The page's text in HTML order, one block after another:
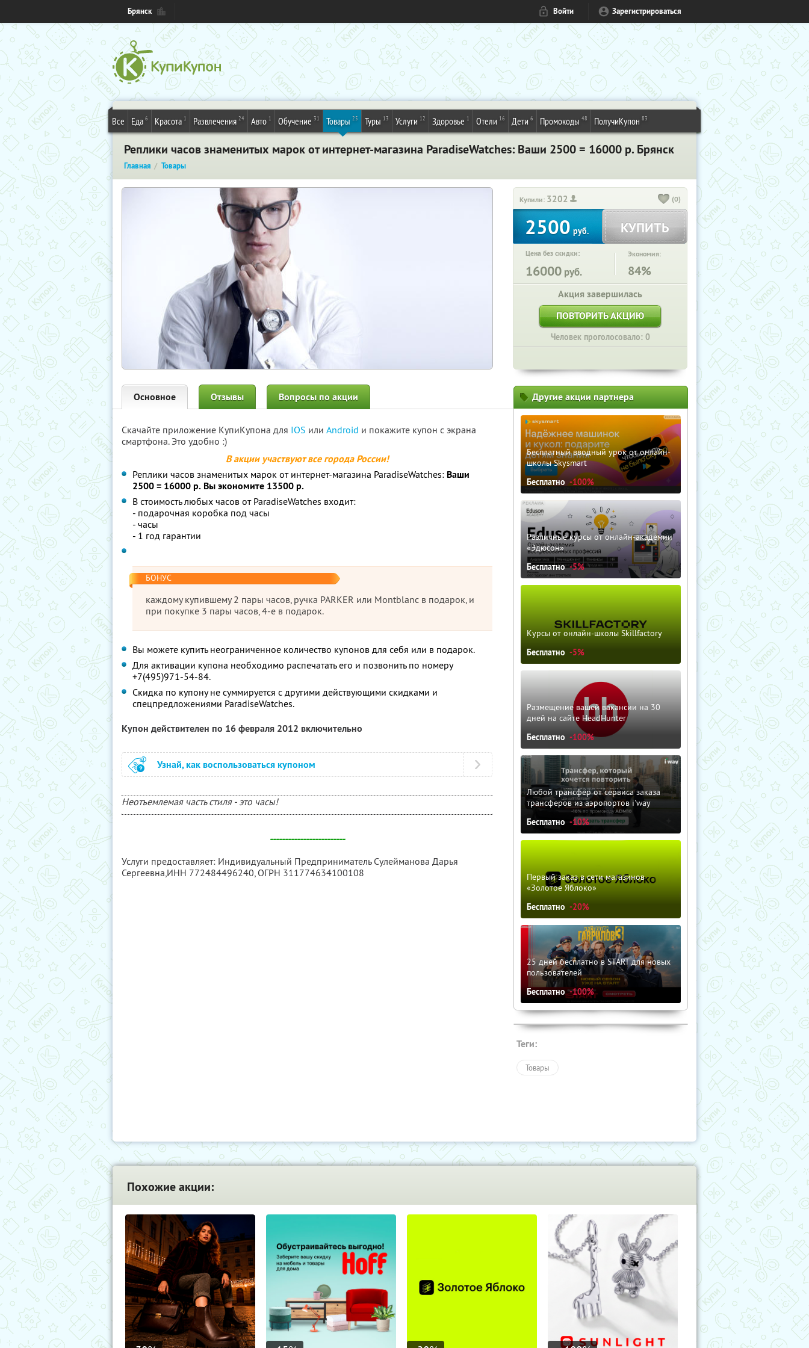
Брянск Войти Зарегистрироваться
Все Еда 6 Красота 1 Развлечения 24 Авто 1 Обучение 31 Товары 25 Туры 13 Услуги 12 Здоровье 1 Отели 16 Дети 6 Промокоды 48 ПолучиКупон 83
Реплики часов знаменитых марок от интернет-магазина ParadiseWatches: Ваши 2500 = 16000 р. Брянск
Главная Товары
Купили: 3202 (0)
2500руб. КУПИТЬ
Цена без скидки:
16000 руб.
Экономия:
84%
Акция завершилась
ПОВТОРИТЬ АКЦИЮ
Человек проголосовало: 0
Основное Отзывы Вопросы по акции
Скачайте приложение КупиКупона для IOS или Android и покажите купон с экрана
смартфона. Это удобно :)
В акции участвуют все города России!
Реплики часов знаменитых марок от интернет-магазина ParadiseWatches: Ваши
2500 = 16000 р. Вы экономите 13500 р.
В стоимость любых часов от ParadiseWatches входит:
- подарочная коробка под часы
- часы
- 1 год гарантии
БОНУС
каждому купившему 2 пары часов, ручка PARKER или Montblanc в подарок, и
при покупке 3 пары часов, 4-е в подарок.
Вы можете купить неограниченное количество купонов для себя или в подарок.
Для активации купона необходимо распечатать его и позвонить по номеру
+7(495)971-54-84.
Скидка по купону не суммируется с другими действующими скидками и
спецпредложениями ParadiseWatches.
Купон действителен по 16 февраля 2012 включительно
Узнай, как воспользоваться купоном
Неотъемлемая часть стиля - это часы!
-------------------------
Услуги предоставляет: Индивидуальный Предприниматель Сулейманова Дарья
Сергеевна,ИНН 772484496240, ОГРН 311774634100108
Другие акции партнера
Бесплатный вводный урок от онлайн-
школы Skysmart
Бесплатно -100%
Различные курсы от онлайн-академии
«Эдюсон»
Бесплатно -5%
Курсы от онлайн-школы Skillfactory
Бесплатно -5%
Размещение вашей вакансии на 30
дней на сайте HeadHunter
Бесплатно -100%
Любой трансфер от сервиса заказа
трансферов из аэропортов i'way
Бесплатно -10%
Первый заказ в сети магазинов
«Золотое Яблоко»
Бесплатно -20%
25 дней бесплатно в START для новых
пользователей
Бесплатно -100%
Теги:
Товары
Похожие акции: